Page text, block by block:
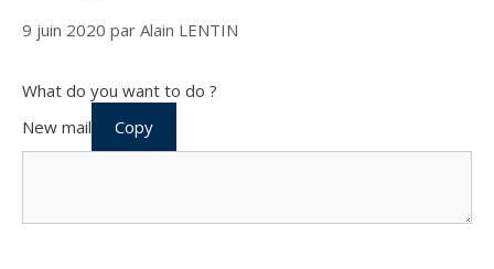
9 juin 2020 par Alain LENTIN
What do you want to do ?
New mail
Copy